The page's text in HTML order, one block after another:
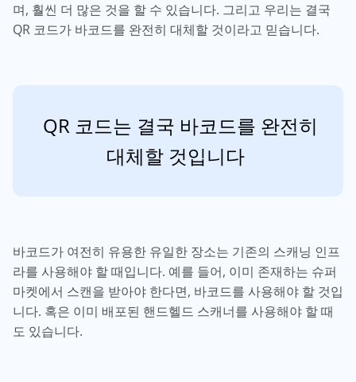
며, 훨씬 더 많은 것을 할 수 있습니다. 그리고 우리는 결국
QR 코드가 바코드를 완전히 대체할 것이라고 믿습니다.
QR 코드는 결국 바코드를 완전히
대체할 것입니다
바코드가 여전히 유용한 유일한 장소는 기존의 스캐닝 인프
라를 사용해야 할 때입니다. 예를 들어, 이미 존재하는 슈퍼
마켓에서 스캔을 받아야 한다면, 바코드를 사용해야 할 것입
니다. 혹은 이미 배포된 핸드헬드 스캐너를 사용해야 할 때
도 있습니다.